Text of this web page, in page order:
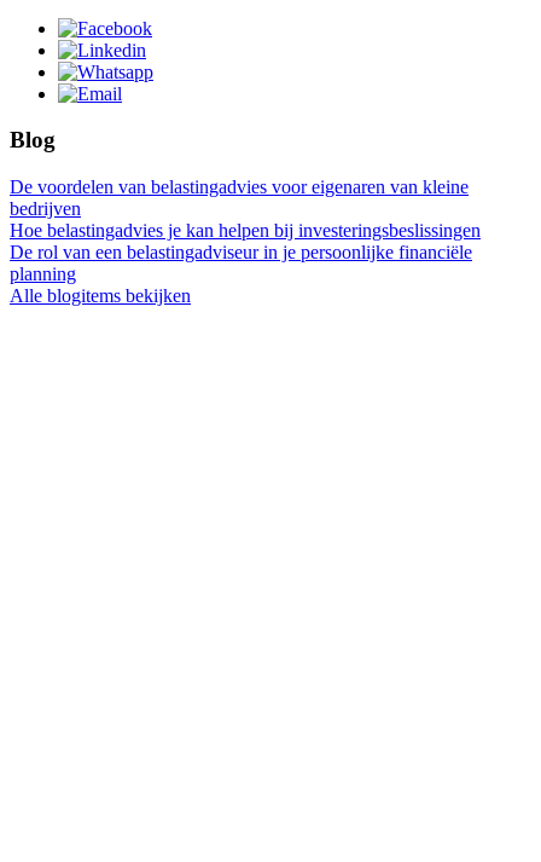
Blog
De voordelen van belastingadvies voor eigenaren van kleine
bedrijven
Hoe belastingadvies je kan helpen bij investeringsbeslissingen
De rol van een belastingadviseur in je persoonlijke financiële
planning
Alle blogitems bekijken